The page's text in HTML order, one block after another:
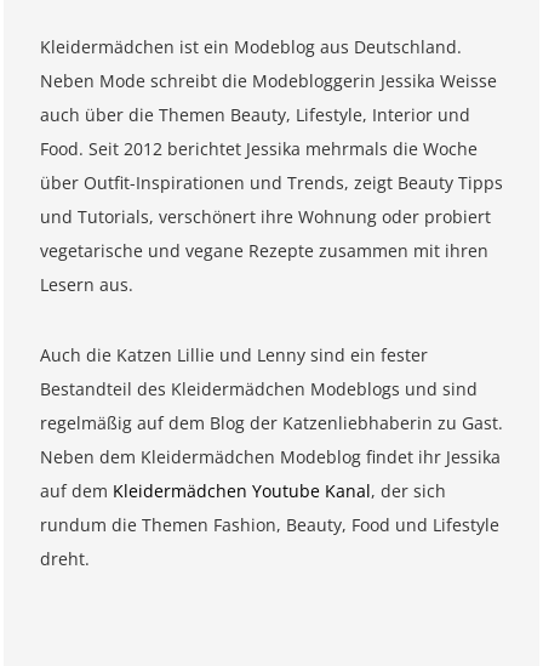
Kleidermädchen ist ein Modeblog aus Deutschland.
Neben Mode schreibt die Modebloggerin Jessika Weisse
auch über die Themen Beauty, Lifestyle, Interior und
Food. Seit 2012 berichtet Jessika mehrmals die Woche
über Outfit-Inspirationen und Trends, zeigt Beauty Tipps
und Tutorials, verschönert ihre Wohnung oder probiert
vegetarische und vegane Rezepte zusammen mit ihren
Lesern aus.
Auch die Katzen Lillie und Lenny sind ein fester
Bestandteil des Kleidermädchen Modeblogs und sind
regelmäßig auf dem Blog der Katzenliebhaberin zu Gast.
Neben dem Kleidermädchen Modeblog findet ihr Jessika
auf dem Kleidermädchen Youtube Kanal, der sich
rundum die Themen Fashion, Beauty, Food und Lifestyle
dreht.